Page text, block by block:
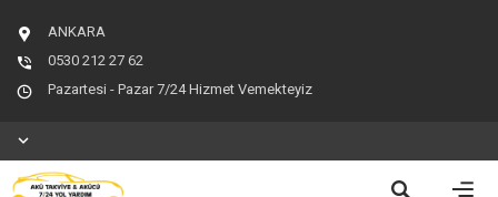
ANKARA
0530 212 27 62
Pazartesi - Pazar 7/24 Hizmet Vemekteyiz